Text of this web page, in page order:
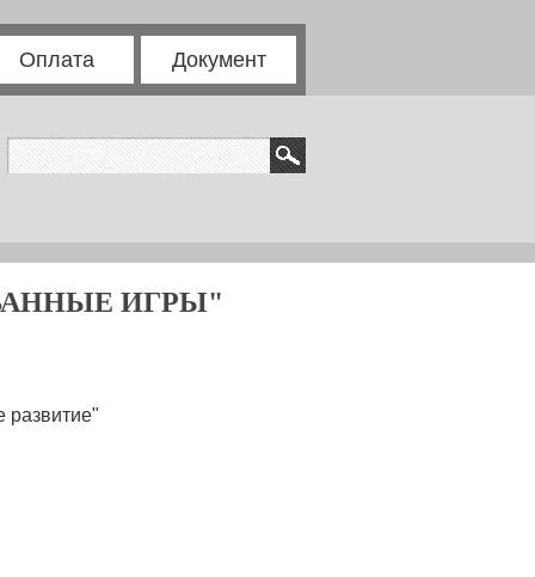
Оплата Документ
ИГРЫ"
развитие"